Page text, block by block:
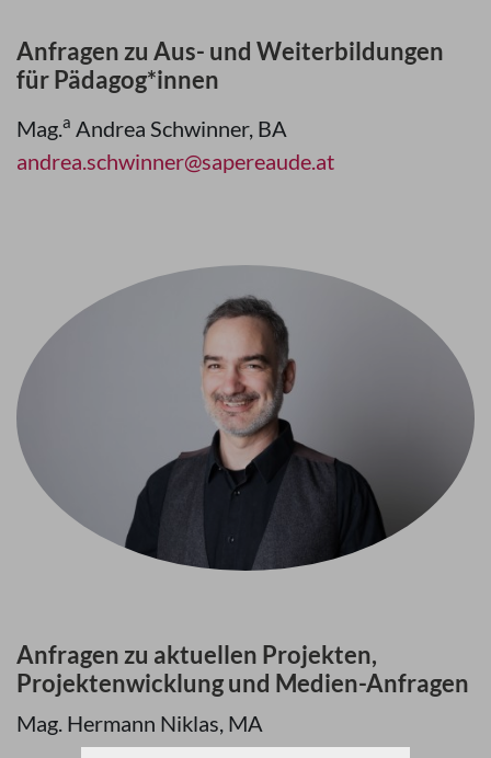
Anfragen zu Aus- und Weiterbildungen
für Pädagog*innen
Mag.a Andrea Schwinner, BA
andrea.schwinner@sapereaude.at
Anfragen zu aktuellen Projekten,
Projektenwicklungund Medien-Anfragen
Mag. Hermann Niklas, MA